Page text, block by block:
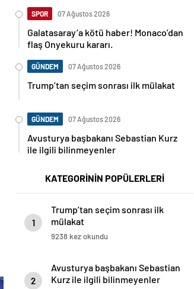
SPOR 07 Ağustos 2026
Galatasaray’a kötü haber! Monaco’dan
flaş Onyekuru kararı.
GÜNDEM 07 Ağustos 2026
Trump’tan seçim sonrası ilk mülakat
GÜNDEM 07 Ağustos 2026
Avusturya başbakanı Sebastian Kurz
ile ilgili bilinmeyenler
KATEGORİNİN POPÜLERLERİ
1
Trump’tan seçim sonrası ilk
mülakat
9238 kez okundu
2
Avusturya başbakanı Sebastian
Kurz ile ilgili bilinmeyenler